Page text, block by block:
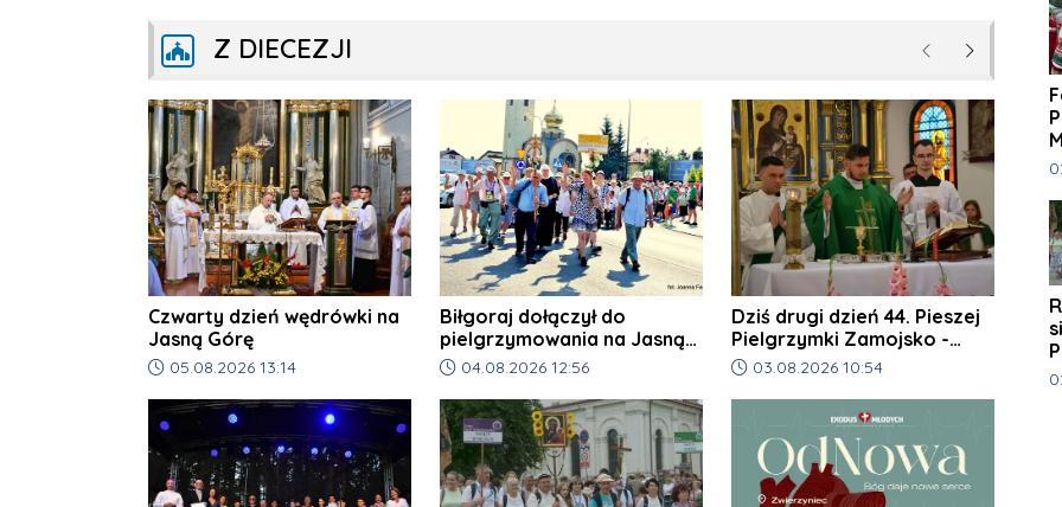
Z DIECEZJI PoprzednieNastępne
Czwarty dzień wędrówki na
Jasną Górę
Data dodania artykułu:
05.08.2026 13:14
Biłgoraj dołączył do
pielgrzymowania na Jasną
Górę
Data dodania artykułu:
04.08.2026 12:56
Dziś drugi dzień 44. Pieszej
Pielgrzymki Zamojsko -
Lubaczowskiej na Jasną
Data dodania artykułu:
03.08.2026 10:54